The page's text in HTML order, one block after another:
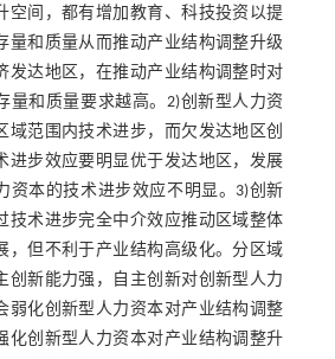
空间，都有增加教育、科技投资以提
量和质量从而推动产业结构调整升级
发达地区，在推动产业结构调整时对
量和质量要求越高。2)创新型人力资
域范围内技术进步，而欠发达地区创
进步效应要明显优于发达地区，发展
资本的技术进步效应不明显。3)创新
技术进步完全中介效应推动区域整体
，但不利于产业结构高级化。分区域
创新能力强，自主创新对创新型人力
弱化创新型人力资本对产业结构调整
化创新型人力资本对产业结构调整升